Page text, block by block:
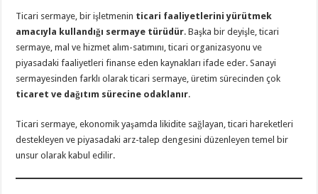
Ticari sermaye, bir işletmenin ticari faaliyetlerini yürütmek
amacıyla kullandığı sermaye türüdür. Başka bir deyişle, ticari
sermaye, mal ve hizmet alım-satımını, ticari organizasyonu ve
piyasadaki faaliyetleri finanse eden kaynakları ifade eder. Sanayi
sermayesinden farklı olarak ticari sermaye, üretim sürecinden çok
ticaret ve dağıtım sürecine odaklanır.
Ticari sermaye, ekonomik yaşamda likidite sağlayan, ticari hareketleri
destekleyen ve piyasadaki arz-talep dengesini düzenleyen temel bir
unsur olarak kabul edilir.